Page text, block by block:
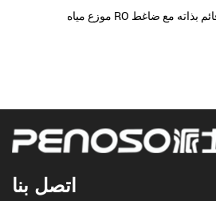
اتصل بنا